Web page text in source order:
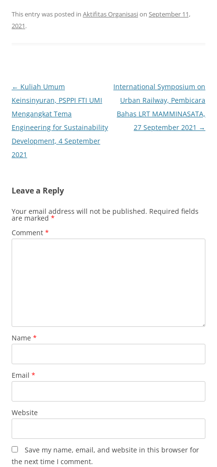
This entry was posted in Aktifitas Organisasion September 11,
2021.
Post
navigation
← Kuliah Umum
Keinsinyuran, PSPPI FTI UMI
Mengangkat Tema
Engineering for Sustainability
Development, 4 September
2021
International Symposium on
Urban Railway, Pembicara
Bahas LRT MAMMINASATA,
27 September 2021 →
Leave a Reply
Your email address will not be published. Required fields
are marked *
Comment *
Name *
Email *
Website
Save my name, email, and website in this browser for
the next time I comment.